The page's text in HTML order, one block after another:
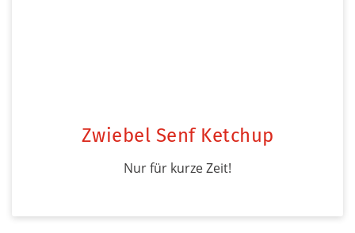
Zwiebel Senf Ketchup
Nur für kurze Zeit!